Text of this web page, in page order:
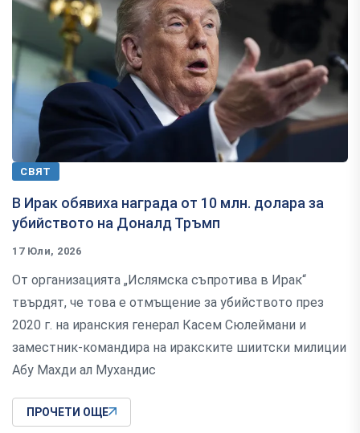
СВЯТ
В Ирак обявиха награда от 10 млн. долара за
убийството на Доналд Тръмп
17 Юли, 2026
От организацията „Ислямска съпротива в Ирак“
твърдят, че това е отмъщение за убийството през
2020 г. на иранския генерал Касем Сюлеймани и
заместник-командира на иракските шиитски милиции
Абу Махди ал Мухандис
ПРОЧЕТИ ОЩЕ